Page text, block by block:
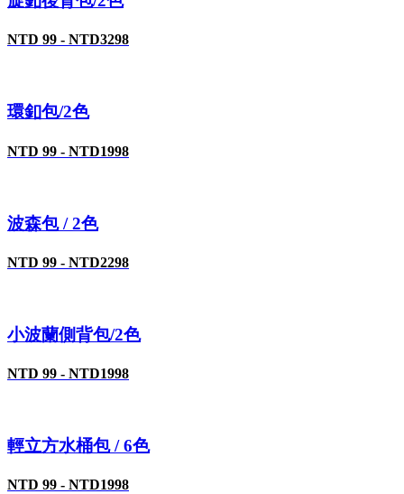
NTD 99 - NTD3298
環釦包/2色
NTD 99 - NTD1998
波森包 / 2色
NTD 99 - NTD2298
小波蘭側背包/2色
NTD 99 - NTD1998
輕立方水桶包 / 6色
NTD 99 - NTD1998